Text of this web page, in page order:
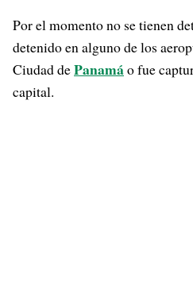
Por el momento no se tienen
detenido en alguno de los
Ciudad dePanamáo fue
capital.